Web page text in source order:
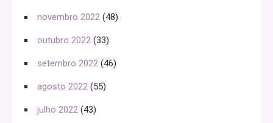
novembro 2022 (48)
outubro 2022 (33)
setembro 2022 (46)
agosto 2022 (55)
julho 2022 (43)